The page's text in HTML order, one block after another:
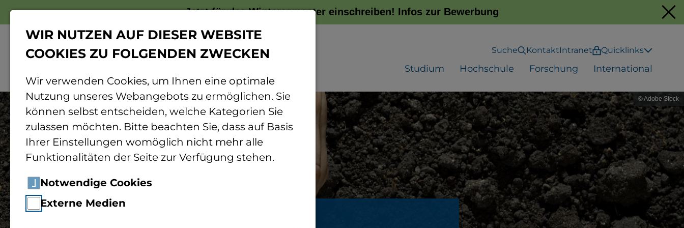
Jetzt für das Wintersemester einschreiben! Infos zur Bewerbung
Suche KontaktIntranet Quicklinks
Studium Hochschule Forschung International
© Adobe Stock
WIR NUTZEN AUF DIESER WEBSITE
COOKIES ZU FOLGENDEN ZWECKEN
Wir verwenden Cookies, um Ihnen eine optimale
Nutzung unseres Webangebots zu ermöglichen. Sie
können selbst entscheiden, welche Kategorien Sie
zulassen möchten. Bitte beachten Sie, dass auf Basis
Ihrer Einstellungen womöglich nicht mehr alle
Funktionalitäten der Seite zur Verfügung stehen.
Notwendige Cookies
Externe Medien